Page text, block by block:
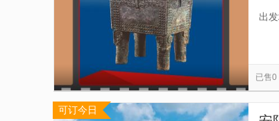
证
出
已售0
可订今日